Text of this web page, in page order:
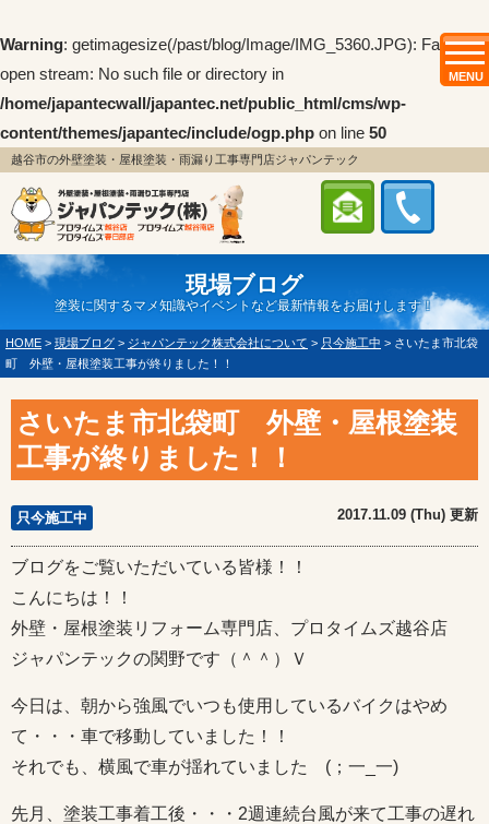
Warning: getimagesize(/past/blog/Image/IMG_5360.JPG): Failed to
open stream: No such file or directory in
/home/japantecwall/japantec.net/public_html/cms/wp-
content/themes/japantec/include/ogp.php on line 50
MENU
越谷市の外壁塗装・屋根塗装・雨漏り工事専門店ジャパンテック
現場ブログ
塗装に関するマメ知識やイベントなど最新情報をお届けします！
HOME > 現場ブログ > ジャパンテック株式会社について > 只今施工中 > さいたま市北袋
町 外壁・屋根塗装工事が終りました！！
さいたま市北袋町 外壁・屋根塗装
工事が終りました！！
只今施工中 2017.11.09 (Thu) 更新
ブログをご覧いただいている皆様！！
こんにちは！！
外壁・屋根塗装リフォーム専門店、プロタイムズ越谷店
ジャパンテックの関野です（＾＾）Ｖ
今日は、朝から強風でいつも使用しているバイクはやめ
て・・・車で移動していました！！
それでも、横風で車が揺れていました (；一_一)
先月、塗装工事着工後・・・2週連続台風が来て工事の遅れ